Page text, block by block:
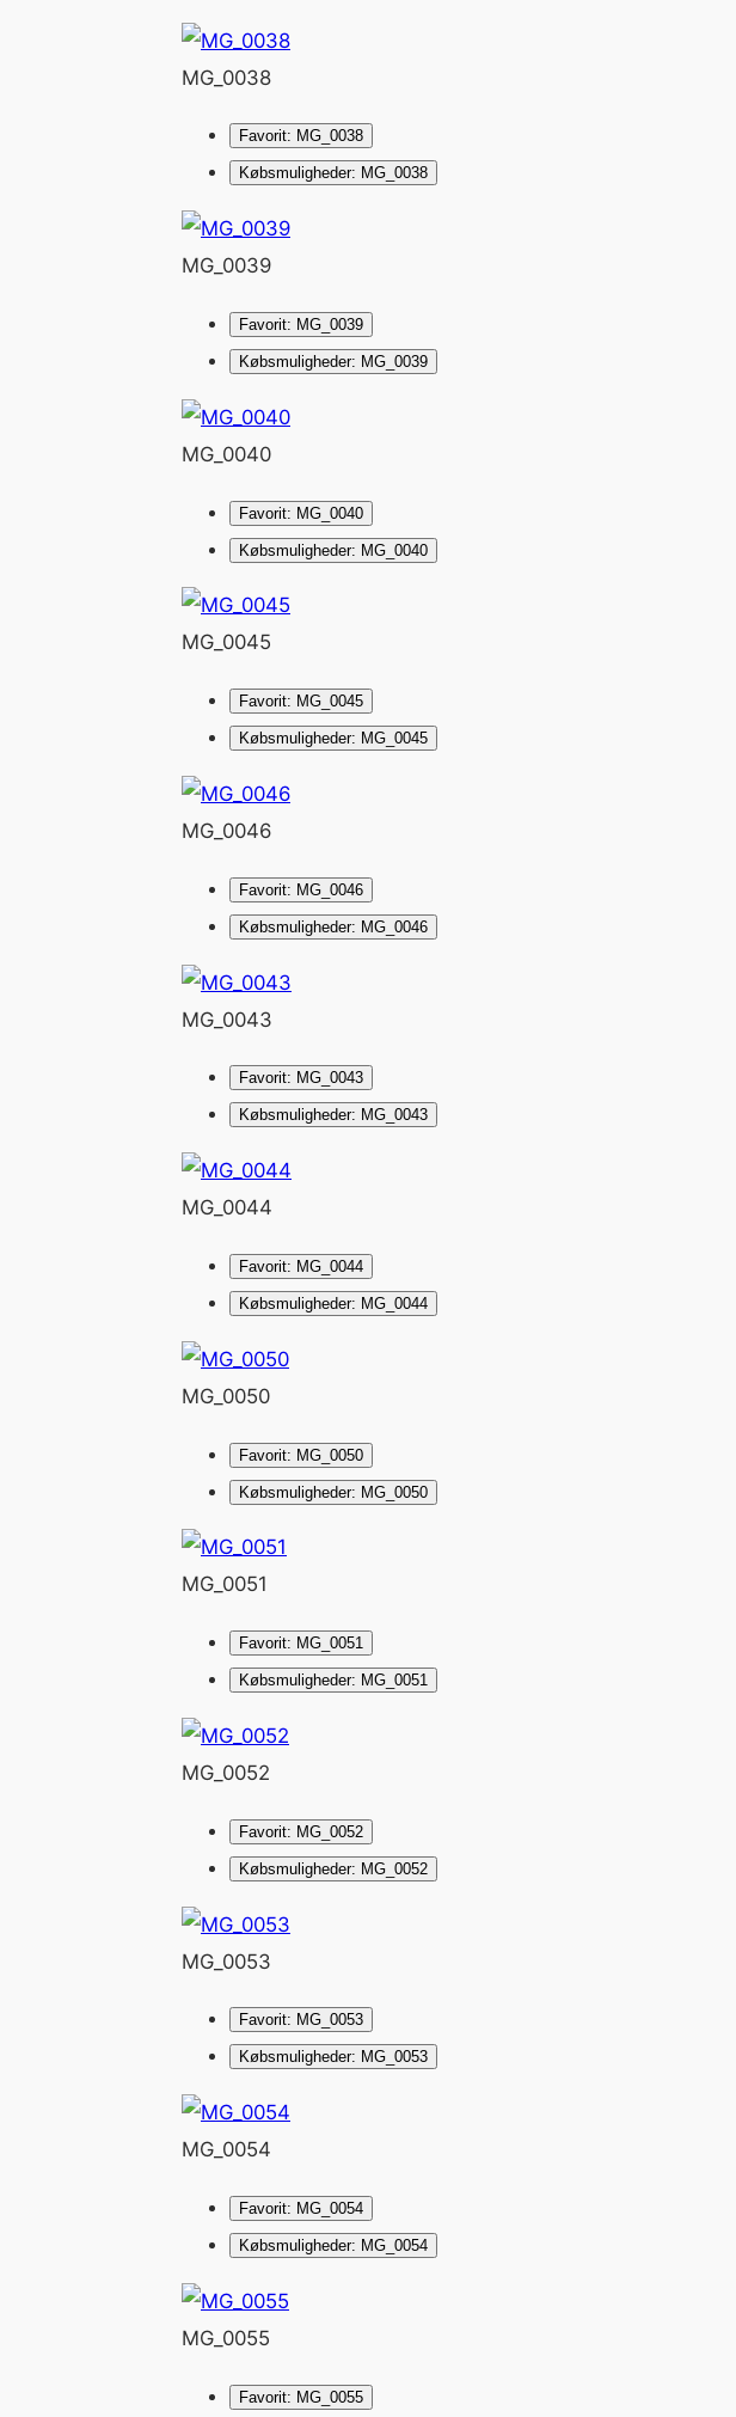
MG_0038
Favorit: MG_0038
Købsmuligheder: MG_0038
MG_0039
Favorit: MG_0039
Købsmuligheder: MG_0039
MG_0040
Favorit: MG_0040
Købsmuligheder: MG_0040
MG_0045
Favorit: MG_0045
Købsmuligheder: MG_0045
MG_0046
Favorit: MG_0046
Købsmuligheder: MG_0046
MG_0043
Favorit: MG_0043
Købsmuligheder: MG_0043
MG_0044
Favorit: MG_0044
Købsmuligheder: MG_0044
MG_0050
Favorit: MG_0050
Købsmuligheder: MG_0050
MG_0051
Favorit: MG_0051
Købsmuligheder: MG_0051
MG_0052
Favorit: MG_0052
Købsmuligheder: MG_0052
MG_0053
Favorit: MG_0053
Købsmuligheder: MG_0053
MG_0054
Favorit: MG_0054
Købsmuligheder: MG_0054
MG_0055
Favorit: MG_0055